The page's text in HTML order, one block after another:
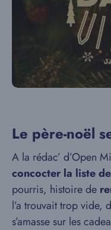
Le père-noël
A la rédac’ d’Open
concocter la liste
pourris, histoire de
l’a trouvait trop vide,
s’amasse sur les